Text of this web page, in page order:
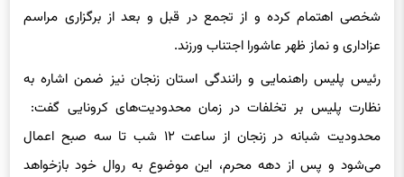
شخصی اهتمام کرده و از تجمع در قبل و بعد از برگزاری مراسم
عزاداری و نماز ظهر عاشورا اجتناب ورزند.
رئیس پلیس راهنمایی و رانندگی استان زنجان نیز ضمن اشاره به
نظارت پلیس بر تخلفات در زمان محدودیت‌های کرونایی گفت:
محدودیت شبانه در زنجان از ساعت ۱۲ شب تا سه صبح اعمال
می‌شود و پس از دهه محرم، این موضوع به روال خود بازخواهد